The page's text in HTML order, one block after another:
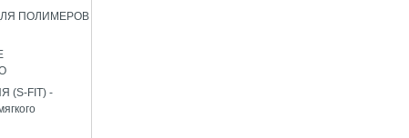
ПОЛИМЕРОВ
(S-FIT) -